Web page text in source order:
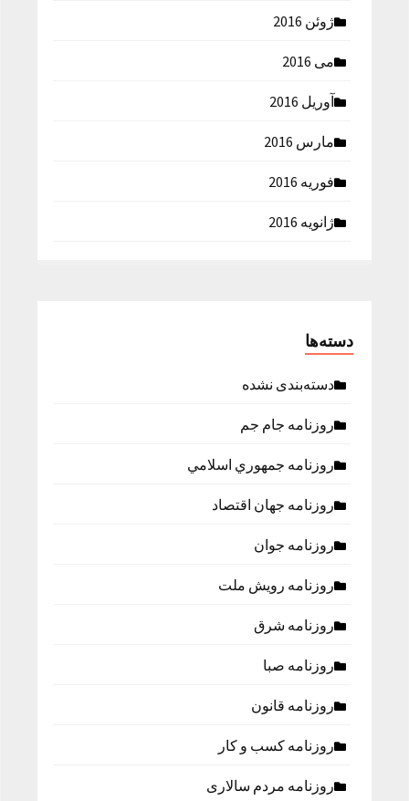
ژوئن 2016
می 2016
آوریل 2016
مارس 2016
فوریه 2016
ژانویه 2016
دسته‌ها
دسته‌بندی نشده
روزنامه جام جم
روزنامه جمهوري اسلامي
روزنامه جهان اقتصاد
روزنامه جوان
روزنامه رویش ملت
روزنامه شرق
روزنامه صبا
روزنامه قانون
روزنامه كسب و كار
روزنامه مردم سالاری